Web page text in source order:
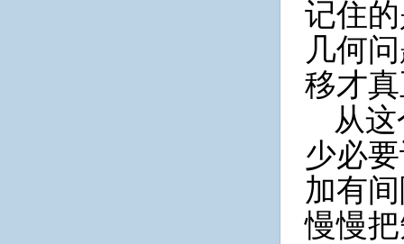
记住
几何
移才
从
少必
加有
慢慢